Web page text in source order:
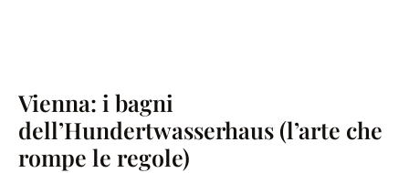
Vienna: i bagni
dell’Hundertwasserhaus (l’arte che
rompe le regole)